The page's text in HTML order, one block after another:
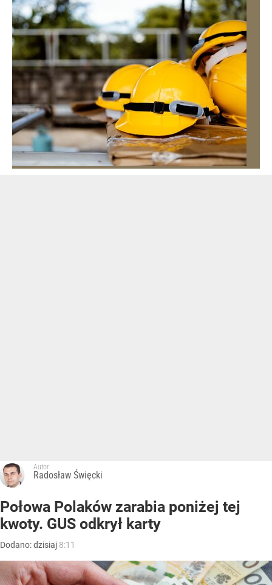
Autor:
Radosław Święcki
Połowa Polaków zarabia poniżej tej
kwoty. GUS odkrył karty
Dodano:dzisiaj 8:11